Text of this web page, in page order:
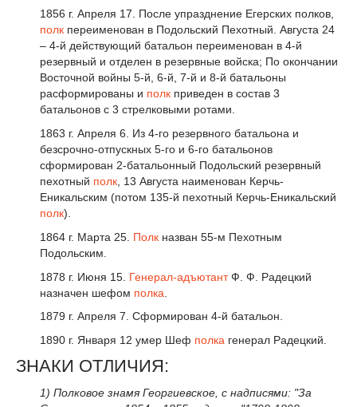
1856 г. Апреля 17. После упразднение Егерских полков,
полк переименован в Подольский Пехотный. Августа 24
– 4-й действующий батальон переименован в 4-й
резервный и отделен в резервные войска; По окончании
Восточной войны 5-й, 6-й, 7-й и 8-й батальоны
расформированы и полк приведен в состав 3
батальонов с 3 стрелковыми ротами.
1863 г. Апреля 6. Из 4-го резервного батальона и
безсрочно-отпускных 5-го и 6-го батальонов
сформирован 2-батальонный Подольский резервный
пехотный полк , 13 Августа наименован Керчь-
Еникальским (потом 135-й пехотный Керчь-Еникальский
полк).
1864 г. Марта 25. Полк назван 55-м Пехотным
Подольским.
1878 г. Июня 15. Генерал-адъютантФ. Ф. Радецкий
назначен шефом полка
1879 г. Апреля 7. Сформирован 4-й батальон.
1890 г. Января 12 умер Шеф полка генерал Радецкий.
ЗНАКИ ОТЛИЧИЯ:
1) Полковое знамя Георгиевское, с надписями: "За